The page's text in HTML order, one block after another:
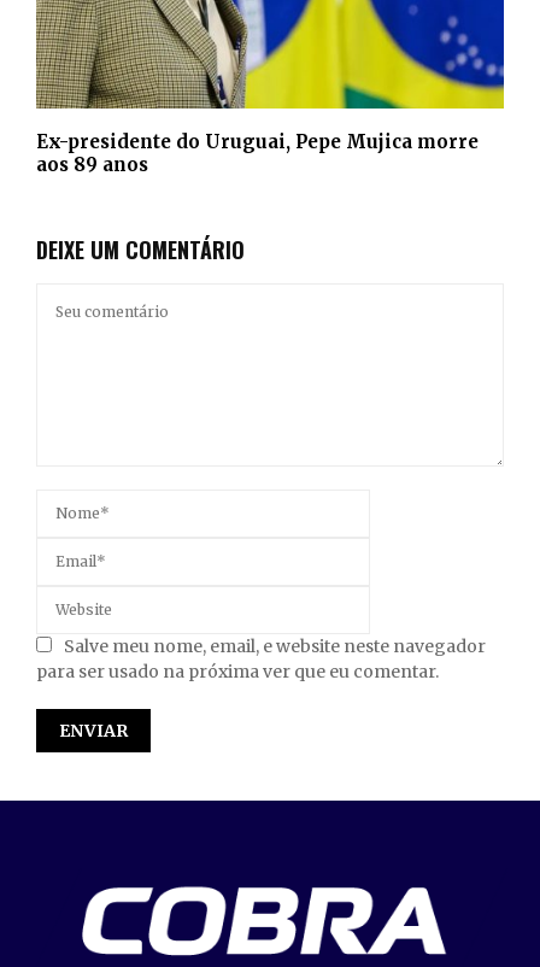
Ex-presidente do Uruguai, Pepe Mujica morre
aos 89 anos
DEIXE UM COMENTÁRIO
Salve meu nome, email, e website neste navegador
para ser usado na próxima ver que eu comentar.